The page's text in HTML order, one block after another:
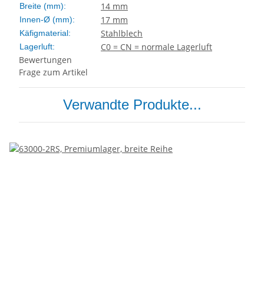
Breite (mm): 14 mm
Innen-Ø (mm): 17 mm
Käfigmaterial: Stahlblech
Lagerluft:
C0 = CN = normale Lagerluft
Bewertungen
Frage zum Artikel
Verwandte Produkte...